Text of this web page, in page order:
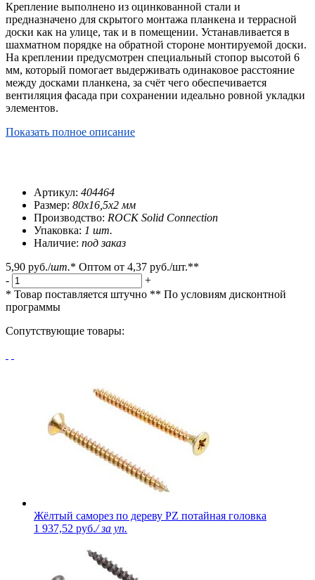
Крепление выполнено из оцинкованной стали и
предназначено для скрытого монтажа планкена и террасной
доски как на улице, так и в помещении. Устанавливается в
шахматном порядке на обратной стороне монтируемой доски.
На креплении предусмотрен специальный стопор высотой 6
мм, который помогает выдерживать одинаковое расстояние
между досками планкена, за счёт чего обеспечивается
вентиляция фасада при сохранении идеально ровной укладки
элементов.
Показать полное описание
Артикул: 404464
Размер: 80х16,5х2 мм
Производство: ROCK Solid Connection
Упаковка: 1 шт.
Наличие: под заказ
5,90 руб./шт.* Оптом от 4,37 руб./шт.**
-
+
* Товар поставляется штучно ** По условиям дисконтной
программы
Сопутствующие товары:
Жёлтый саморез по дереву PZ потайная головка
1 937,52 руб./ за уп.